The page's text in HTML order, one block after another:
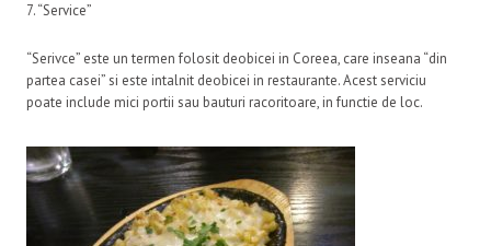
7. “Service”
“Serivce” este un termen folosit deobicei in Coreea, care inseana “din
partea casei” si este intalnit deobicei in restaurante. Acest serviciu
poate include mici portii sau bauturi racoritoare, in functie de loc.